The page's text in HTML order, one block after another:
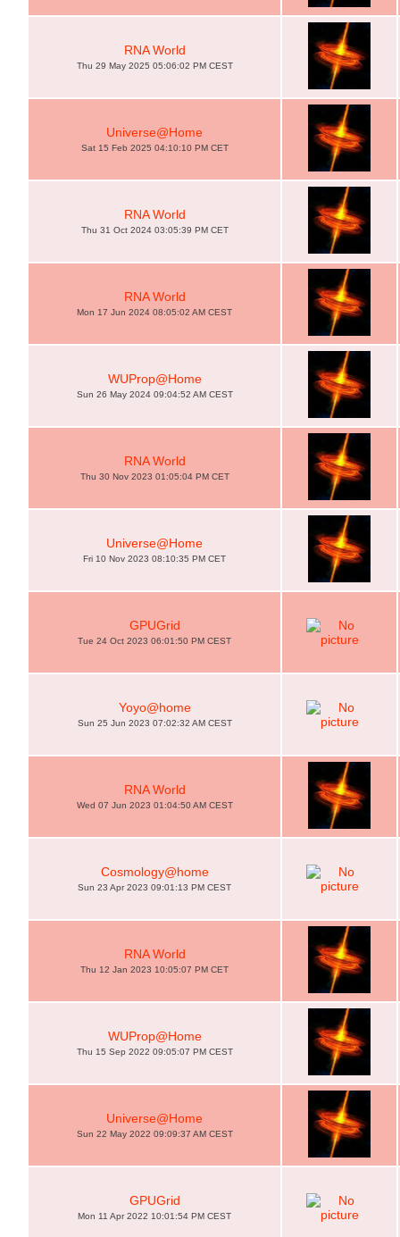
RNA World
Thu 29 May 2025 05:06:02 PM CEST
Universe@Home
Sat 15 Feb 2025 04:10:10 PM CET
RNA World
Thu 31 Oct 2024 03:05:39 PM CET
RNA World
Mon 17 Jun 2024 08:05:02 AM CEST
WUProp@Home
Sun 26 May 2024 09:04:52 AM CEST
RNA World
Thu 30 Nov 2023 01:05:04 PM CET
Universe@Home
Fri 10 Nov 2023 08:10:35 PM CET
GPUGrid
Tue 24 Oct 2023 06:01:50 PM CEST
Yoyo@home
Sun 25 Jun 2023 07:02:32 AM CEST
RNA World
Wed 07 Jun 2023 01:04:50 AM CEST
Cosmology@home
Sun 23 Apr 2023 09:01:13 PM CEST
RNA World
Thu 12 Jan 2023 10:05:07 PM CET
WUProp@Home
Thu 15 Sep 2022 09:05:07 PM CEST
Universe@Home
Sun 22 May 2022 09:09:37 AM CEST
GPUGrid
Mon 11 Apr 2022 10:01:54 PM CEST